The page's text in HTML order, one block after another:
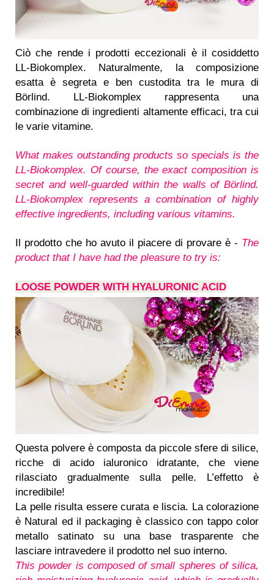
Ciò che rende i prodotti eccezionali è il cosiddetto
LL-Biokomplex. Naturalmente, la composizione
esatta è segreta e ben custodita tra le mura di
Börlind. LL-Biokomplex rappresenta una
combinazione di ingredienti altamente efficaci, tra cui
le varie vitamine.
What makes outstanding products so specials is the
LL-Biokomplex. Of course, the exact composition is
secret and well-guarded within the walls of Börlind.
LL-Biokomplex represents a combination of highly
effective ingredients, including various vitamins.
Il prodotto che ho avuto il piacere di provare è - The
product that I have had the pleasure to try is:
LOOSE POWDER WITH HYALURONIC ACID
Questa polvere è composta da piccole sfere di silice,
ricche di acido ialuronico idratante, che viene
rilasciato gradualmente sulla pelle. L’effetto è
incredibile!
La pelle risulta essere curata e liscia. La colorazione
è Natural ed il packaging è classico con tappo color
metallo satinato su una base trasparente che
lasciare intravedere il prodotto nel suo interno.
This powder is composed of small spheres of silica,